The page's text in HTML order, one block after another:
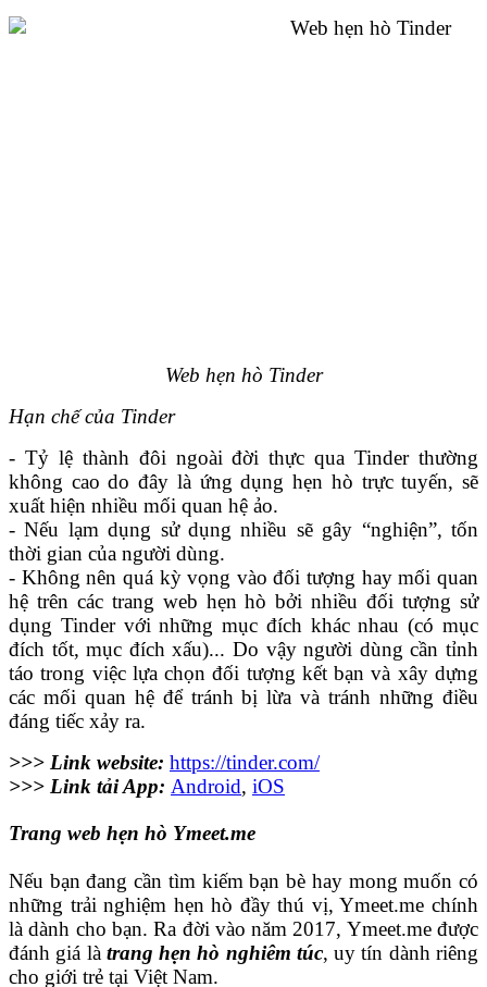
Web hẹn hò Tinder
Hạn chế của Tinder
- Tỷ lệ thành đôi ngoài đời thực qua Tinder thường
không cao do đây là ứng dụng hẹn hò trực tuyến, sẽ
xuất hiện nhiều mối quan hệ ảo.
- Nếu lạm dụng sử dụng nhiều sẽ gây “nghiện”, tốn
thời gian của người dùng.
- Không nên quá kỳ vọng vào đối tượng hay mối quan
hệ trên các trang web hẹn hò bởi nhiều đối tượng sử
dụng Tinder với những mục đích khác nhau (có mục
đích tốt, mục đích xấu)... Do vậy người dùng cần tỉnh
táo trong việc lựa chọn đối tượng kết bạn và xây dựng
các mối quan hệ để tránh bị lừa và tránh những điều
đáng tiếc xảy ra.
>>> Link website: https://tinder.com/
>>> Link tải App: Android, iOS
Trang web hẹn hò Ymeet.me
Nếu bạn đang cần tìm kiếm bạn bè hay mong muốn có
những trải nghiệm hẹn hò đầy thú vị, Ymeet.me chính
là dành cho bạn. Ra đời vào năm 2017, Ymeet.me được
đánh giá là trang hẹn hò nghiêm túc, uy tín dành riêng
cho giới trẻ tại Việt Nam.